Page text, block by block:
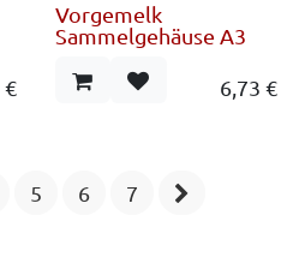
€
Vorgemelk
Sammelgehäuse A3
6,73 €
5 6 7